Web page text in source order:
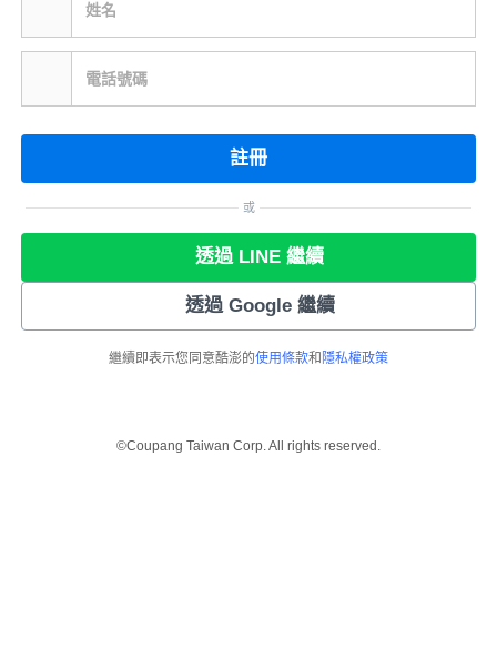
姓名
電話號碼
註冊
或
透過 LINE 繼續
透過 Google 繼續
繼續即表示您同意酷澎的使用條款和 隱私權政策
©Coupang Taiwan Corp. All rights reserved.